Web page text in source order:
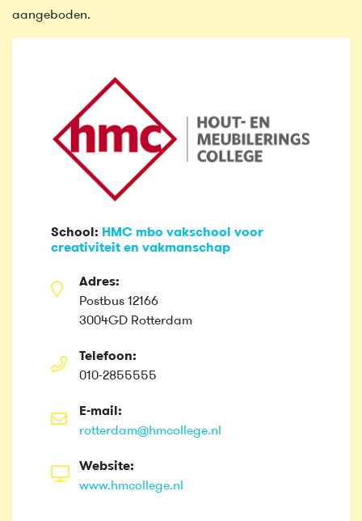
aangeboden.
School: HMC mbo vakschool voor
creativiteit en vakmanschap
Adres:
Postbus 12166
3004GD Rotterdam
Telefoon:
010-2855555
E-mail:
rotterdam@hmcollege.nl
Website:
www.hmcollege.nl